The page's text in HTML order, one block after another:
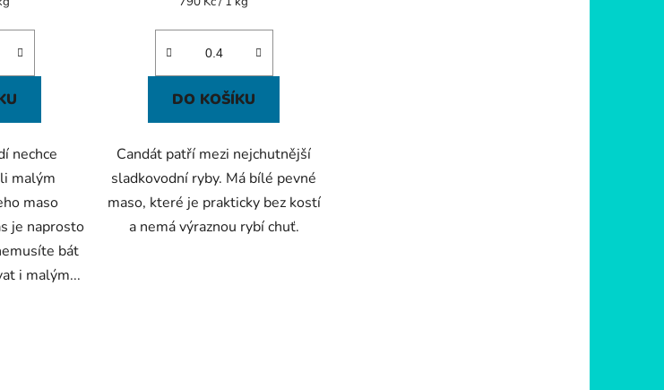
nechce
malým
maso
je naprosto
bát
i malým...
DO KOŠÍKU
Candát patří mezi nejchutnější
sladkovodní ryby. Má bílé pevné
maso, které je prakticky bez kostí
a nemá výraznou rybí chuť.